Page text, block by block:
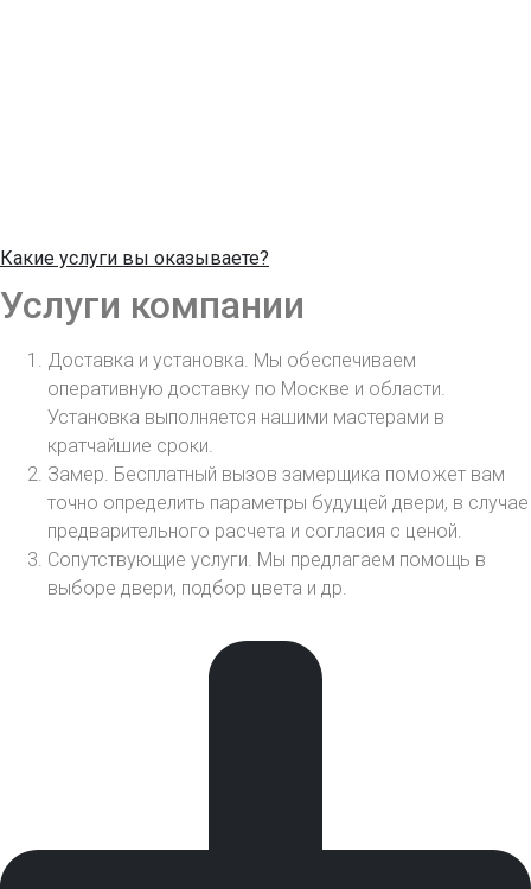
Какие услуги вы оказываете?
Услуги компании
Доставка и установка. Мы обеспечиваем
оперативную доставку по Москве и области.
Установка выполняется нашими мастерами в
кратчайшие сроки.
Замер. Бесплатный вызов замерщика поможет вам
точно определить параметры будущей двери, в случае
предварительного расчета и согласия с ценой.
Сопутствующие услуги. Мы предлагаем помощь в
выборе двери, подбор цвета и др.